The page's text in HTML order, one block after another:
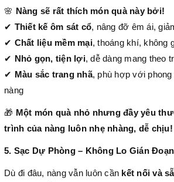
🌸 Nàng sẽ rất thích món quà này bởi!
✔ Thiết kế ôm sát cổ, nâng đỡ êm ái,
✔ Chất liệu mềm mại, thoáng khí, không
✔ Nhỏ gọn, tiện lợi, dễ dàng mang theo
✔
Màu sắc trang nhã, phù hợp với
nàng
🎁 Một món quà nhỏ nhưng đầy yêu
trình của nàng luôn nhẹ nhàng, dễ chịu!
5. Sạc Dự Phòng – Không Lo Gián
Dù đi đâu, nàng vẫn luôn cần kết nối và